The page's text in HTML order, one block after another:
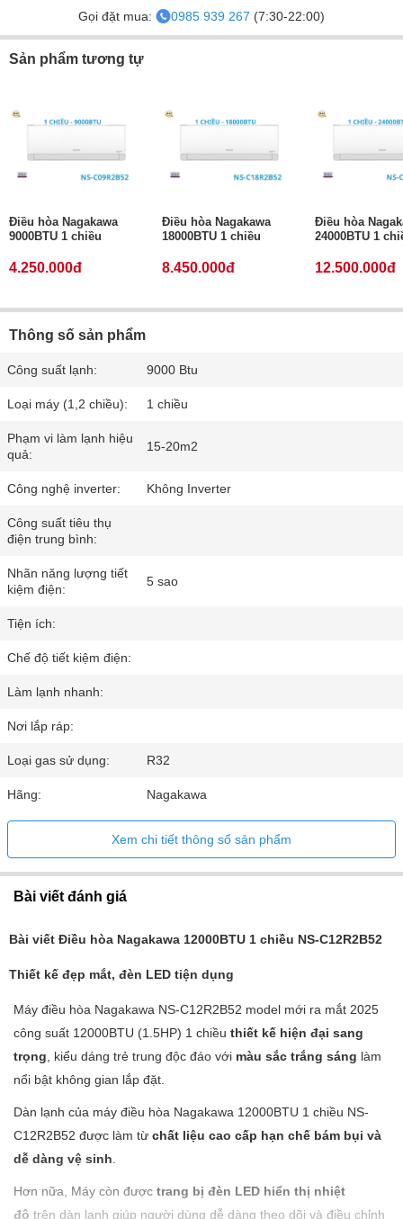
Gọi đặt mua: 0985 939 267 (7:30-22:00)
Sản phẩm tương tự
Điều hòa Nagakawa
9000BTU 1 chiều
4.250.000đ
Điều hòa Nagakawa
18000BTU 1 chiều
8.450.000đ
Điều hòa
24000BTU 1
12.500.000đ
Thông số sản phẩm
Công suất lạnh: 9000 Btu
Loại máy (1,2 chiều): 1 chiều
Phạm vi làm lạnh hiệu
quả:
15-20m2
Công nghệ inverter: Không Inverter
Công suất tiêu thụ
điện trung bình:
Nhãn năng lượng tiết
kiệm điện:
5 sao
Tiện ích:
Chế độ tiết kiệm điện:
Làm lạnh nhanh:
Nơi lắp ráp:
Loại gas sử dụng: R32
Hãng: Nagakawa
Xem chi tiết thông số sản phẩm
Bài viết đánh giá
Bài viết Điều hòa Nagakawa 12000BTU 1 chiều NS-C12R2B52
Thiết kế đẹp mắt, đèn LED tiện dụng
Máy điều hòa Nagakawa NS-C12R2B52 model mới ra mắt 2025
công suất 12000BTU (1.5HP) 1 chiều thiết kế hiện đại sang
trọng, kiểu dáng trẻ trung độc đáo với màu sắc trắng sáng làm
nổi bật không gian lắp đặt.
Dàn lạnh của máy điều hòa Nagakawa 12000BTU 1 chiều NS-
C12R2B52 được làm từ chất liệu cao cấp hạn chế bám bụi và
dễ dàng vệ sinh.
Hơn nữa, Máy còn được trang bị đèn LED hiển thị nhiệt
độ trên dàn lạnh giúp người dùng dễ dàng theo dõi và điều chỉnh